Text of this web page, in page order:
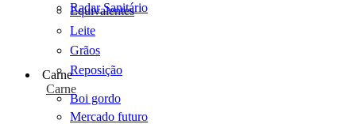
Radar Sanitário
Equivalentes
Leite
Grãos
Reposição
Carne
Carne
Boi gordo
Mercado futuro